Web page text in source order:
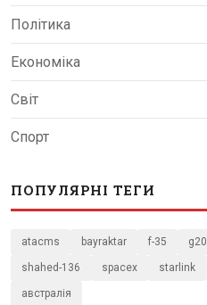
Політика
Економіка
Світ
Спорт
ПОПУЛЯРНІ ТЕГИ
atacms bayraktar f-35 g20
shahed-136 spacex starlink
австралія